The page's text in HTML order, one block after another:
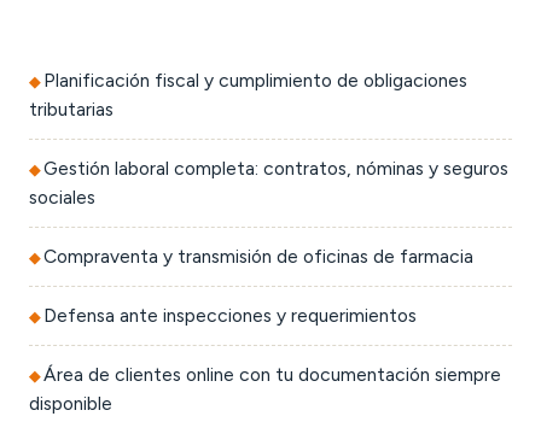
Planificación fiscal y cumplimiento de obligaciones
tributarias
Gestión laboral completa: contratos, nóminas y seguros
sociales
Compraventa y transmisión de oficinas de farmacia
Defensa ante inspecciones y requerimientos
Área de clientes online con tu documentación siempre
disponible